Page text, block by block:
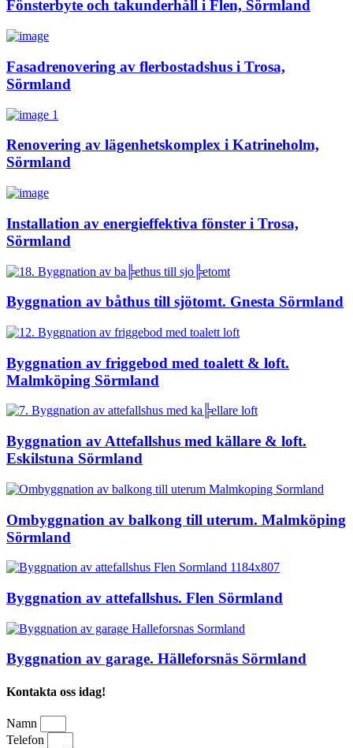
Fönsterbyte och takunderhåll i Flen, Sörmland
Fasadrenovering av flerbostadshus i Trosa,
Sörmland
Renovering av lägenhetskomplex i Katrineholm,
Sörmland
Installation av energieffektiva fönster i Trosa,
Sörmland
Byggnation av båthus till sjötomt. Gnesta Sörmland
Byggnation av friggebod med toalett & loft.
Malmköping Sörmland
Byggnation av Attefallshus med källare & loft.
Eskilstuna Sörmland
Ombyggnation av balkong till uterum. Malmköping
Sörmland
Byggnation av attefallshus. Flen Sörmland
Byggnation av garage. Hälleforsnäs Sörmland
Kontakta oss idag!
Namn
Telefon